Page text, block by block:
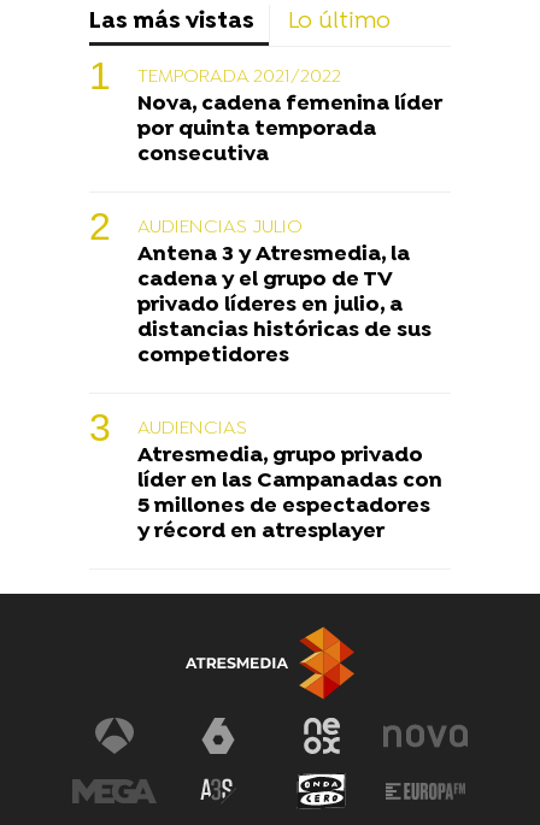
Las más vistas Lo último
TEMPORADA 2021/2022
Nova, cadena femenina líder
por quinta temporada
consecutiva
AUDIENCIAS JULIO
Antena 3 y Atresmedia, la
cadena y el grupo de TV
privado líderes en julio, a
distancias históricas de sus
competidores
AUDIENCIAS
Atresmedia, grupo privado
líder en las Campanadas con
5 millones de espectadores
y récord en atresplayer